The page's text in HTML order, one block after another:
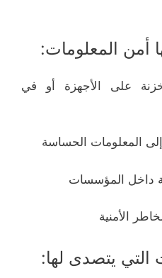
أمن المعلومات:
على الأجهزة أو في
المعلومات الحساسة
داخل المؤسسات
الأمنية
التي يتصدى لها: